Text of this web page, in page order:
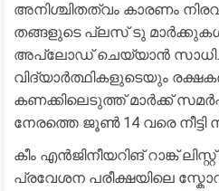
അനിശ്ചിതത്വം കാരണം
തങ്ങളുടെ പ്ലസ് ടു
അപ്‌ലോഡ് ചെയ്യാൻ
വിദ്യാർത്ഥികളുടെയും
കണക്കിലെടുത്ത് മാർക്ക്
നേരത്തെ ജൂൺ 14 വരെ
​കീം എൻജിനീയറിങ് റാങ്ക്
പ്രവേശന പരീക്ഷയിലെ